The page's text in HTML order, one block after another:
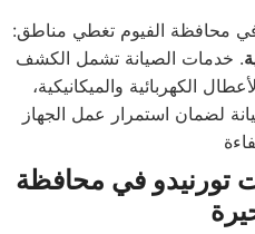
في محافظة الفيوم تغطي مناطق:
. خدمات الصيانة تشمل الكشف
الكهربائية والميكانيكية،
لضمان استمرار عمل الجهاز
تورنيدو في محافظة